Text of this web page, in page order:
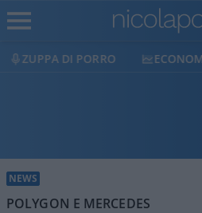
ECONOMIA LIBERILIBRI
NEWS
POLYGON E MERCEDES